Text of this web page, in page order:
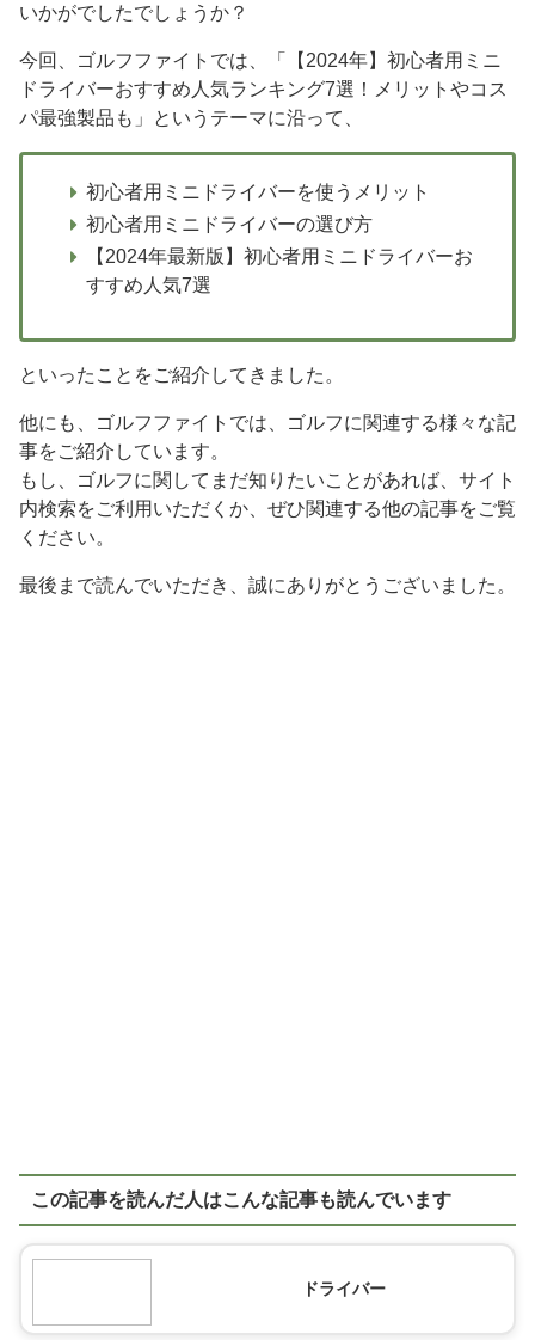
いかがでしたでしょうか？
今回、ゴルフファイトでは、「【2024年】初心者用ミニ
ドライバーおすすめ人気ランキング7選！メリットやコス
パ最強製品も」というテーマに沿って、
初心者用ミニドライバーを使うメリット
初心者用ミニドライバーの選び方
【2024年最新版】初心者用ミニドライバーお
すすめ人気7選
といったことをご紹介してきました。
他にも、ゴルフファイトでは、ゴルフに関連する様々な記
事をご紹介しています。
もし、ゴルフに関してまだ知りたいことがあれば、サイト
内検索をご利用いただくか、ぜひ関連する他の記事をご覧
ください。
最後まで読んでいただき、誠にありがとうございました。
この記事を読んだ人はこんな記事も読んでいます
ドライバー